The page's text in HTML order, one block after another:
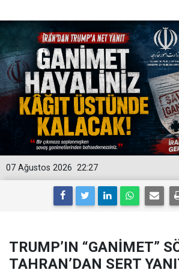
22:27
07 Ağustos 2026
TRUMP’IN “GANİMET”
TAHRAN’DAN SERT